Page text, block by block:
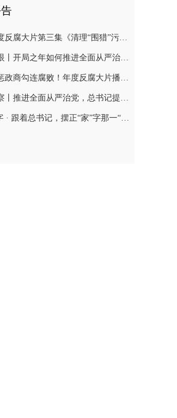
视频丨年度反腐大片第三集《清理“围猎”污染源》今晚播出
时政新闻眼丨开局之年如何推进全面从严治党，习近平作出这些部署
视频丨严惩政商勾连腐败！年度反腐大片播出第二集
时政微观察丨推进全面从严治党，总书记提出新要求
说“闻”解字 · 跟着总书记，摆正“家”字那一“点”